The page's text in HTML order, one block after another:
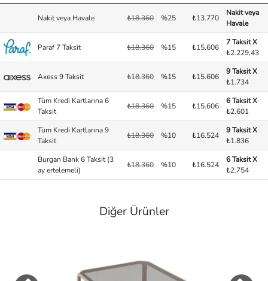
Nakit veya Havale ₺18.360 %25 ₺13.770
Nakit veya
Havale
Paraf 7 Taksit ₺18.360 %15 ₺15.606
7 Taksit X
₺2.229,43
Axess 9 Taksit ₺18.360 %15 ₺15.606
9 Taksit X
₺1.734
Tüm Kredi Kartlarına 6
Taksit
₺18.360 %15 ₺15.606
6 Taksit X
₺2.601
Tüm Kredi Kartlarına 9
Taksit
₺18.360 %10 ₺16.524
9 Taksit X
₺1.836
Burgan Bank 6 Taksit (3
ay ertelemeli)
₺18.360 %10 ₺16.524
6 Taksit X
₺2.754
Diğer Ürünler